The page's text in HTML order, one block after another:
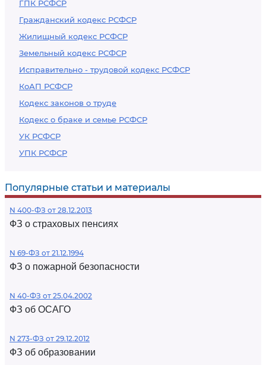
ГПК РСФСР
Гражданский кодекс РСФСР
Жилищный кодекс РСФСР
Земельный кодекс РСФСР
Исправительно - трудовой кодекс РСФСР
КоАП РСФСР
Кодекс законов о труде
Кодекс о браке и семье РСФСР
УК РСФСР
УПК РСФСР
Популярные статьи и материалы
N 400-ФЗ от 28.12.2013
ФЗ о страховых пенсиях
N 69-ФЗ от 21.12.1994
ФЗ о пожарной безопасности
N 40-ФЗ от 25.04.2002
ФЗ об ОСАГО
N 273-ФЗ от 29.12.2012
ФЗ об образовании